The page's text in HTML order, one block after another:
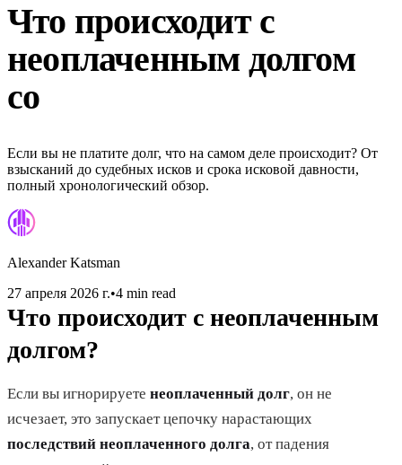
Что происходит с
неоплаченным долгом
со
Если вы не платите долг, что на самом деле происходит? От
взысканий до судебных исков и срока исковой давности,
полный хронологический обзор.
Alexander Katsman
27 апреля 2026 г.•4 min read
Что происходит с неоплаченным
долгом?
Если вы игнорируете неоплаченный долг, он не
исчезает, это запускает цепочку нарастающих
последствий неоплаченного долга, от падения